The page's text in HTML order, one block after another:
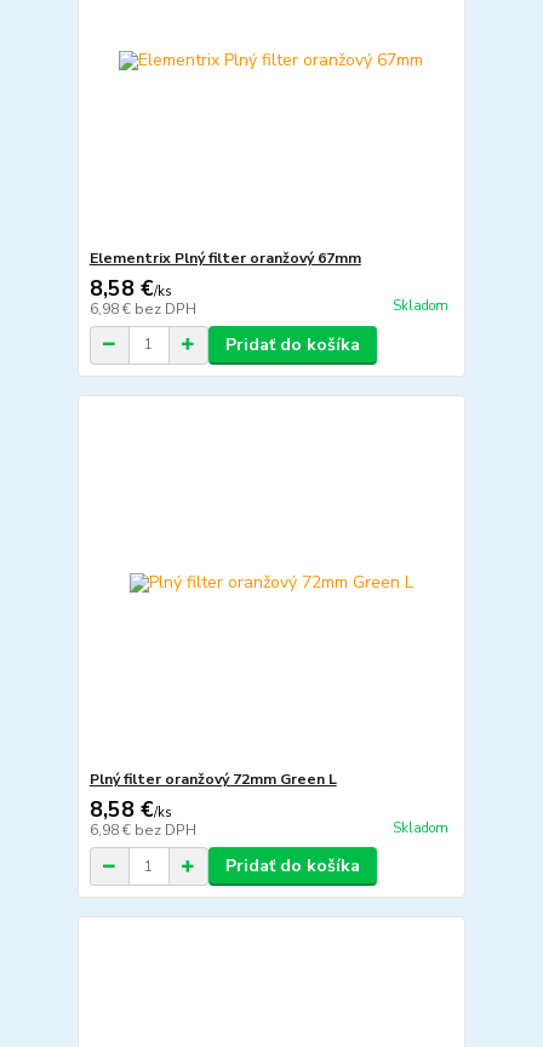
Elementrix Plný filter oranžový 67mm
8,58 €/ks
6,98 € bez DPH Skladom
Pridať do košíka
Plný filter oranžový 72mm Green L
8,58 €/ks
6,98 € bez DPH Skladom
Pridať do košíka